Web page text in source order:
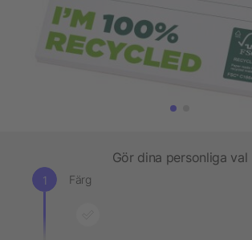
Gör dina personliga val
Färg